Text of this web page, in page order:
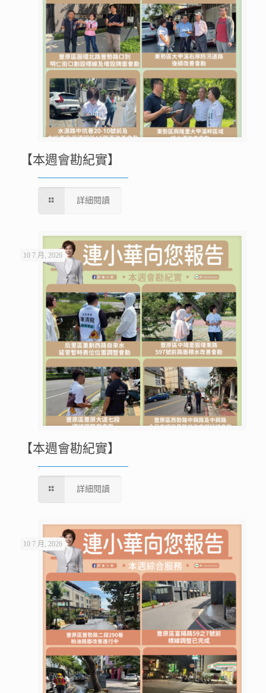
【本週會勘紀實】
詳細閱讀
10 7 月, 2026
【本週會勘紀實】
詳細閱讀
10 7 月, 2026